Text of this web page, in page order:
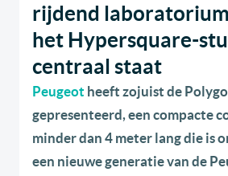
rijdend
het Hypersquare-
centraal staat
Peugeot heeft zojuist de
gepresenteerd, een compacte
minder dan 4 meter lang die is
een nieuwe generatie van de